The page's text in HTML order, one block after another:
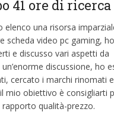
41 ore di ricerca
elenco una risorsa
scheda video pc gaming, ​​ho
e discusso vari aspetti da
discussione, ho
cercato i marchi rinomati
mio obiettivo è consigliarti
qualità-prezzo.